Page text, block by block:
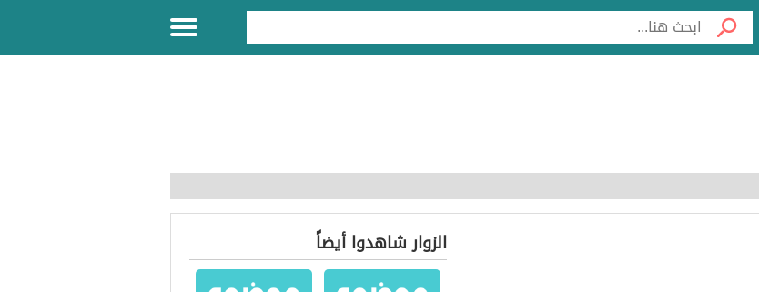
الزوار شاهدوا أيضاً